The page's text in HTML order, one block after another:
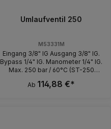
250 bar / 80 °C Eingang 3/8" IG.
Bypass 1/4" IG. Max. 250 bar / 80
°C Ausgang 3/8" IG. Manometer
Druckschalter dreiadrig
Umlaufventil 250
M53331M
Eingang 3/8" IG Ausgang 3/8" IG.
Bypass 1/4" IG. Manometer 1/4" IG.
Max. 250 bar / 60°C (ST-250
Rückschlagventil
Ab 114,88 €*